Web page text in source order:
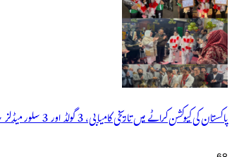
پاکستان کی کیوکشن کراٹے میں تاریخی کامیابی، 3 گولڈ اور 3 سلور میڈلز حاصل